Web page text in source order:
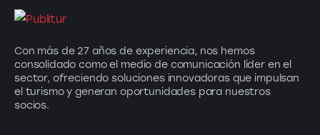
Con más de 27 años de experiencia, nos hemos
consolidado como el medio de comunicación líder en el
sector, ofreciendo soluciones innovadoras que impulsan
el turismo y generan oportunidades para nuestros
socios.